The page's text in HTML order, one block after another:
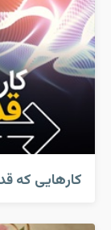
کارهایی که